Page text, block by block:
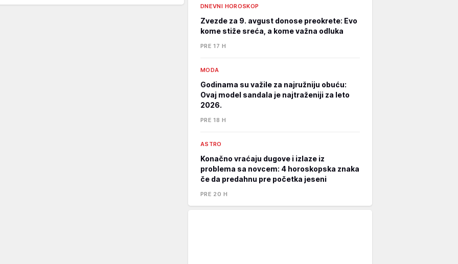
DNEVNI HOROSKOP
Zvezde za 9. avgust donose preokrete: Evo
kome stiže sreća, a kome važna odluka
PRE 17 H
MODA
Godinama su važile za najružniju obuću:
Ovaj model sandala je najtraženiji za leto
2026.
PRE 18 H
ASTRO
Konačno vraćaju dugove i izlaze iz
problema sa novcem: 4 horoskopska znaka
če da predahnu pre početka jeseni
PRE 20 H